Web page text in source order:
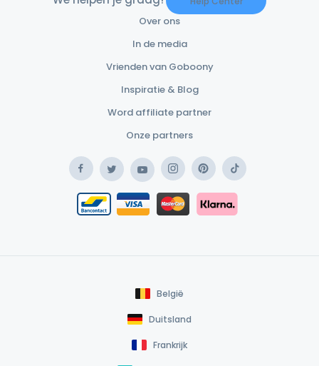
Over ons
In de media
Vrienden van Goboony
Inspiratie & Blog
Word affiliate partner
Onze partners
FacebookTwitterYouTubeInstagramPinterestTikTok
Bancontact / Mister Cash
Safe Payment Card
Safe Payment Klarna
België
Duitsland
Frankrijk